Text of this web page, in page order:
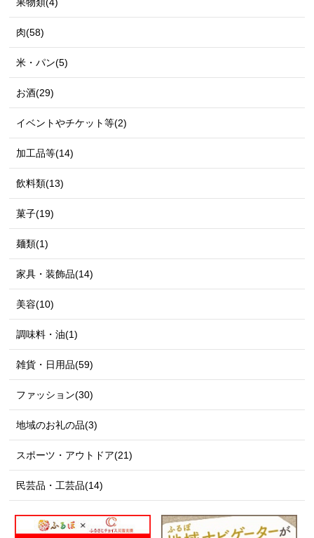
肉(58)
米・パン(5)
お酒(29)
イベントやチケット等(2)
加工品等(14)
飲料類(13)
菓子(19)
麺類(1)
家具・装飾品(14)
美容(10)
調味料・油(1)
雑貨・日用品(59)
ファッション(30)
地域のお礼の品(3)
スポーツ・アウトドア(21)
民芸品・工芸品(14)